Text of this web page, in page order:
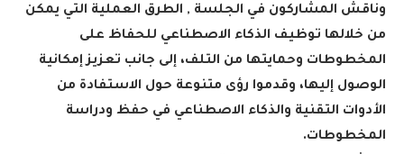
وناقش المشاركون في الجلسة , الطرق العملية التي يمكن
من خلالها توظيف الذكاء الاصطناعي للحفاظ على
المخطوطات وحمايتها من التلف، إلى جانب تعزيز إمكانية
الوصول إليها، وقدموا رؤى متنوعة حول الاستفادة من
الأدوات التقنية والذكاء الاصطناعي في حفظ ودراسة
المخطوطات.